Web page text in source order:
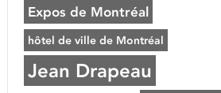
Expos de Montréal
hôtel de ville de Montréal
Jean Drapeau